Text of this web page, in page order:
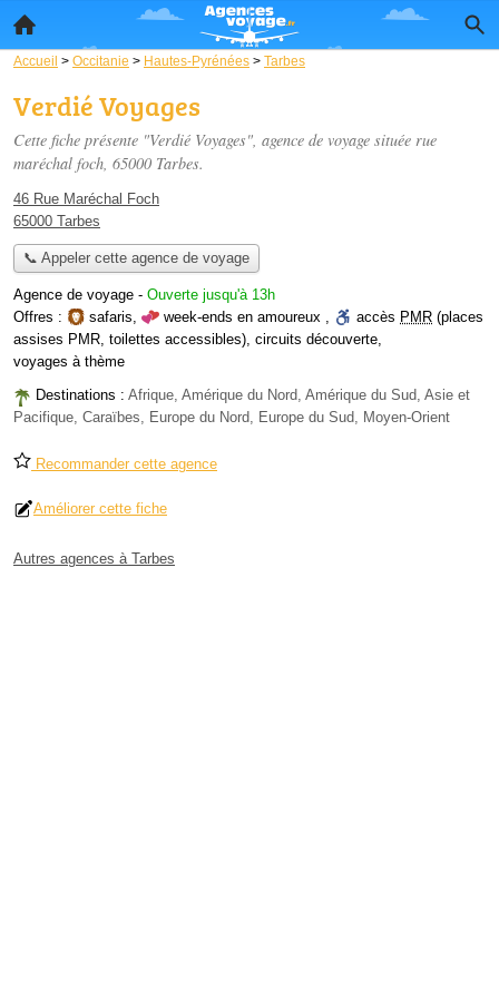
Accueil > Occitanie > Hautes-Pyrénées > Tarbes
Verdié Voyages
Cette fiche présente "Verdié Voyages", agence de voyage située rue
maréchal foch, 65000 Tarbes.
46 Rue Maréchal Foch
65000 Tarbes
📞 Appeler cette agence de voyage
Agence de voyage - Ouverte jusqu'à 13h
Offres :
safaris, week-ends en amoureux , accès PMR (places
assises PMR, toilettes accessibles), circuits découverte,
voyages à thème
Destinations : Afrique, Amérique du Nord, Amérique du Sud, Asie et
Pacifique, Caraïbes, Europe du Nord, Europe du Sud, Moyen-Orient
Recommander cette agence
Améliorer cette fiche
Autres agences à Tarbes